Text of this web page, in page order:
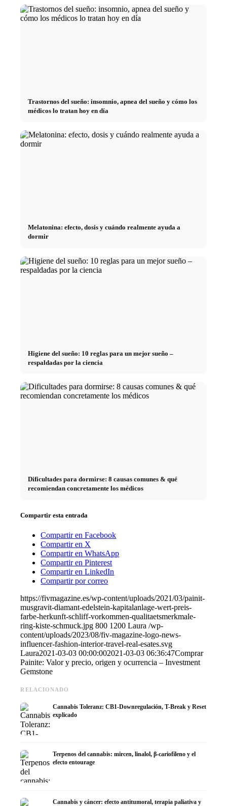
Trastornos del sueño: insomnio, apnea del sueño y cómo los
médicos lo tratan hoy en día
Melatonina: efecto, dosis y cuándo realmente ayuda a
dormir
Higiene del sueño: 10 reglas para un mejor sueño –
respaldadas por la ciencia
Dificultades para dormirse: 8 causas comunes & qué
recomiendan concretamente los médicos
Compartir esta entrada
Compartir en Facebook
Compartir en X
Compartir en WhatsApp
Compartir en Pinterest
Compartir en LinkedIn
Compartir por correo
https://fivmagazine.es/wp-content/uploads/2021/03/painit-
musgravit-diamant-edelstein-kapitalanlage-wert-preis-
farbe-herkunft-schliff-vorkommen-qualitaetsmerkmale-
ring-kiste-schmuck.jpg 800 1200 Laura /wp-
content/uploads/2023/08/fiv-magazine-logo-news-
influencer-fashion-interior-travel-real-esates.svg
Laura2021-03-03 00:00:002021-03-03 06:36:47Comprar
Painite: Valor y precio, origen y ocurrencia – Investment
Gemstone
RELACIONADO
Cannabis Toleranz: CB1-Downregulación, T-Break y Reset
explicado
Terpenos del cannabis: mircen, linalol, β-cariofileno y el
efecto entourage
Cannabis y cáncer: efecto antitumoral, terapia paliativa y